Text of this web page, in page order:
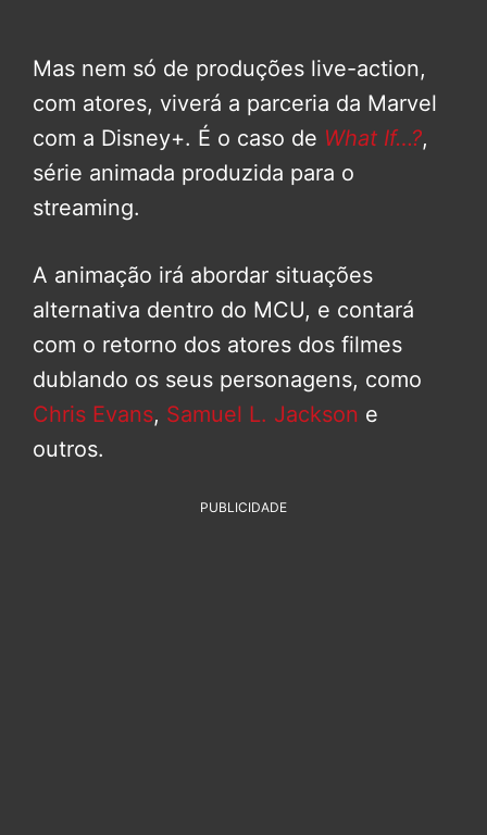
Mas nem só de produções live-action,
com atores, viverá a parceria da Marvel
com a Disney+. É o caso de What If…?,
série animada produzida para o
streaming.
A animação irá abordar situações
alternativa dentro do MCU, e contará
com o retorno dos atores dos filmes
dublando os seus personagens, como
Chris Evans, Samuel L. Jackson e
outros.
PUBLICIDADE